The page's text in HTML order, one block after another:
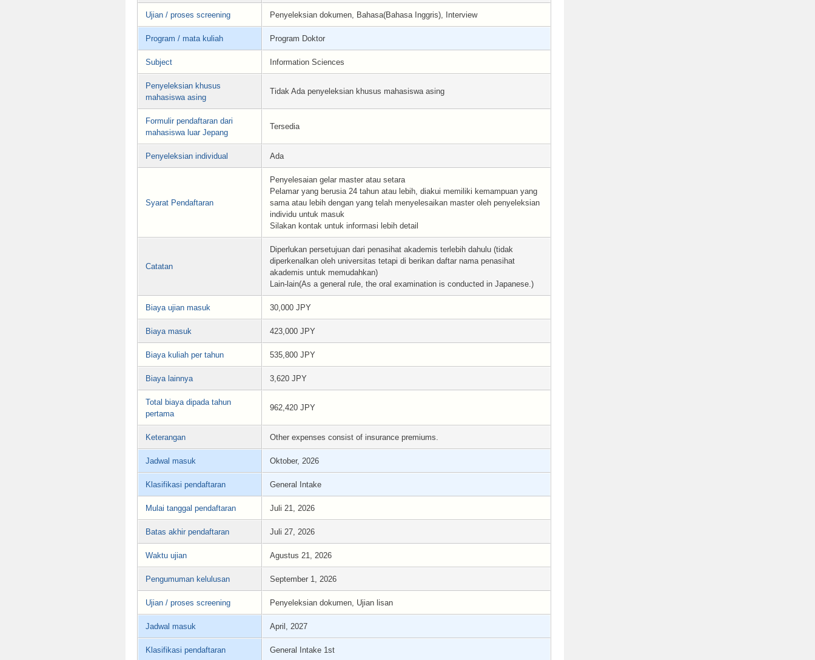
Ujian / proses screening Penyeleksian dokumen, Bahasa(Bahasa Inggris), Interview
Program / mata kuliah Program Doktor
Subject Information Sciences
Penyeleksian khusus
mahasiswa asing
Tidak Ada penyeleksian khusus mahasiswa asing
Formulir pendaftaran dari
mahasiswa luar Jepang
Tersedia
Penyeleksian individual Ada
Syarat Pendaftaran
Penyelesaian gelar master atau setara
Pelamar yang berusia 24 tahun atau lebih, diakui memiliki kemampuan yang
sama atau lebih dengan yang telah menyelesaikan master oleh penyeleksian
individu untuk masuk
Silakan kontak untuk informasi lebih detail
Catatan
Diperlukan persetujuan dari penasihat akademis terlebih dahulu (tidak
diperkenalkan oleh universitas tetapi di berikan daftar nama penasihat
akademis untuk memudahkan)
Lain-lain(As a general rule, the oral examination is conducted in Japanese.)
Biaya ujian masuk 30,000 JPY
Biaya masuk 423,000 JPY
Biaya kuliah per tahun 535,800 JPY
Biaya lainnya 3,620 JPY
Total biaya dipada tahun
pertama
962,420 JPY
Keterangan Other expenses consist of insurance premiums.
Jadwal masuk Oktober, 2026
Klasifikasi pendaftaran General Intake
Mulai tanggal pendaftaran Juli 21, 2026
Batas akhir pendaftaran Juli 27, 2026
Waktu ujian Agustus 21, 2026
Pengumuman kelulusan September 1, 2026
Ujian / proses screening Penyeleksian dokumen, Ujian lisan
Jadwal masuk April, 2027
Klasifikasi pendaftaran General Intake 1st